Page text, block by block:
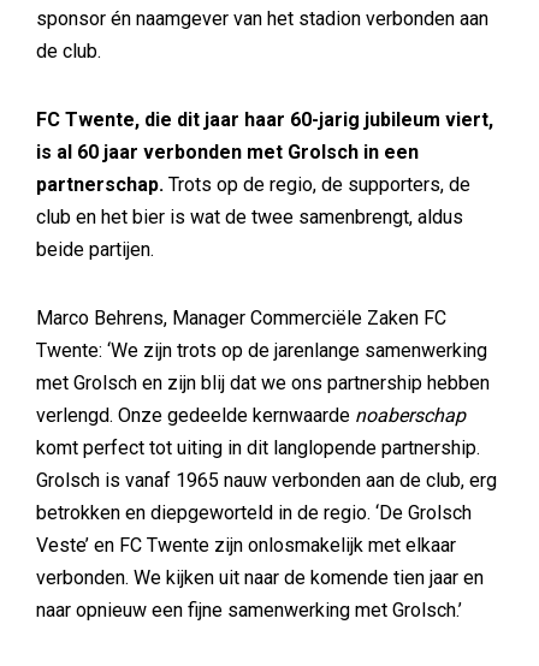
sponsor én naamgever van het stadion verbonden aan
de club.
FC Twente, die dit jaar haar 60-jarig jubileum viert,
is al 60 jaar verbonden met Grolsch in een
partnerschap. Trots op de regio, de supporters, de
club en het bier is wat de twee samenbrengt, aldus
beide partijen.
Marco Behrens, Manager Commerciële Zaken FC
Twente: ‘We zijn trots op de jarenlange samenwerking
met Grolsch en zijn blij dat we ons partnership hebben
verlengd. Onze gedeelde kernwaarde noaberschap
komt perfect tot uiting in dit langlopende partnership.
Grolsch is vanaf 1965 nauw verbonden aan de club, erg
betrokken en diepgeworteld in de regio. ‘De Grolsch
Veste’ en FC Twente zijn onlosmakelijk met elkaar
verbonden. We kijken uit naar de komende tien jaar en
naar opnieuw een fijne samenwerking met Grolsch.’